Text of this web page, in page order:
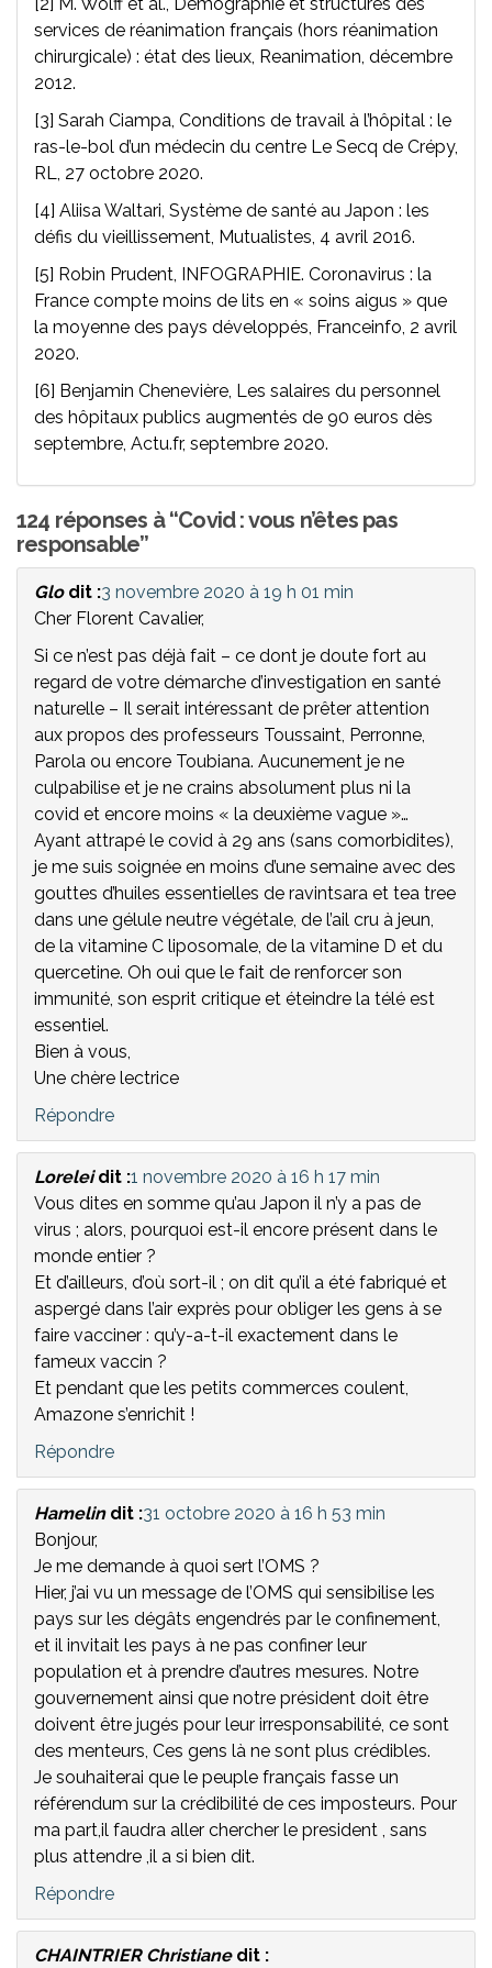
services de réanimation français (hors réanimation
chirurgicale) : état des lieux, Reanimation, décembre
2012.
[3] Sarah Ciampa, Conditions de travail à l’hôpital : le
ras-le-bol d’un médecin du centre Le Secq de Crépy,
RL, 27 octobre 2020.
[4] Aliisa Waltari, Système de santé au Japon : les
défis du vieillissement, Mutualistes, 4 avril 2016.
[5] Robin Prudent, INFOGRAPHIE. Coronavirus : la
France compte moins de lits en « soins aigus » que
la moyenne des pays développés, Franceinfo, 2 avril
2020.
[6] Benjamin Chenevière, Les salaires du personnel
des hôpitaux publics augmentés de 90 euros dès
septembre, Actu.fr, septembre 2020.
124 réponses à “Covid : vous n’êtes pas
responsable”
Glo dit :3 novembre 2020 à 19 h 01 min
Cher Florent Cavalier,
Si ce n’est pas déjà fait – ce dont je doute fort au
regard de votre démarche d’investigation en santé
naturelle – Il serait intéressant de prêter attention
aux propos des professeurs Toussaint, Perronne,
Parola ou encore Toubiana. Aucunement je ne
culpabilise et je ne crains absolument plus ni la
covid et encore moins « la deuxième vague »…
Ayant attrapé le covid à 29 ans (sans comorbidites),
je me suis soignée en moins d’une semaine avec des
gouttes d’huiles essentielles de ravintsara et tea tree
dans une gélule neutre végétale, de l’ail cru à jeun,
de la vitamine C liposomale, de la vitamine D et du
quercetine. Oh oui que le fait de renforcer son
immunité, son esprit critique et éteindre la télé est
essentiel.
Bien à vous,
Une chère lectrice
Répondre
Lorelei dit :1 novembre 2020 à 16 h 17 min
Vous dites en somme qu’au Japon il n’y a pas de
virus ; alors, pourquoi est-il encore présent dans le
monde entier ?
Et d’ailleurs, d’où sort-il ; on dit qu’il a été fabriqué et
aspergé dans l’air exprès pour obliger les gens à se
faire vacciner : qu’y-a-t-il exactement dans le
fameux vaccin ?
Et pendant que les petits commerces coulent,
Amazone s’enrichit !
Répondre
Hamelin dit :31 octobre 2020 à 16 h 53 min
Bonjour,
Je me demande à quoi sert l’OMS ?
Hier, j’ai vu un message de l’OMS qui sensibilise les
pays sur les dégâts engendrés par le confinement,
et il invitait les pays à ne pas confiner leur
population et à prendre d’autres mesures. Notre
gouvernement ainsi que notre président doit être
doivent être jugés pour leur irresponsabilité, ce sont
des menteurs, Ces gens là ne sont plus crédibles.
Je souhaiterai que le peuple français fasse un
référendum sur la crédibilité de ces imposteurs. Pour
ma part,il faudra aller chercher le president , sans
plus attendre ,il a si bien dit.
Répondre
CHAINTRIER Christiane dit :